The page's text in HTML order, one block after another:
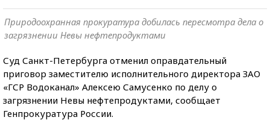
Природоохранная прокуратура добилась пересмотра дела о
загрязнении Невы нефтепродуктами
Суд Санкт-Петербурга отменил оправдательный
приговор заместителю исполнительного директора ЗАО
«ГСР Водоканал» Алексею Самусенко по делу о
загрязнении Невы нефтепродуктами, сообщает
Генпрокуратура России.